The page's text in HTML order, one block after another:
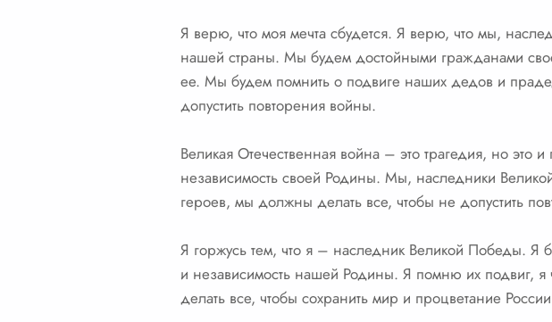
Я верю, что моя мечта сбудется. Я верю, что мы,
нашей страны. Мы будем достойными гражданами
ее. Мы будем помнить о подвиге наших дедов и
допустить повторения войны.
Великая Отечественная война – это трагедия, но это
независимость своей Родины. Мы, наследники
героев, мы должны делать все, чтобы не допустить
Я горжусь тем, что я – наследник Великой Победы. Я
и независимость нашей Родины. Я помню их подвиг, я
делать все, чтобы сохранить мир и процветание